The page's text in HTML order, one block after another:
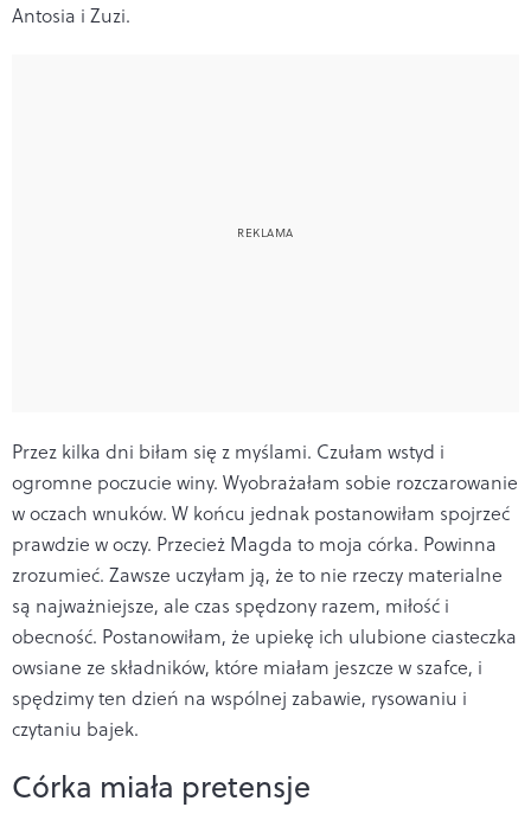
Antosia i Zuzi.
Przez kilka dni biłam się z myślami. Czułam wstyd i
ogromne poczucie winy. Wyobrażałam sobie rozczarowanie
w oczach wnuków. W końcu jednak postanowiłam spojrzeć
prawdzie w oczy. Przecież Magda to moja córka. Powinna
zrozumieć. Zawsze uczyłam ją, że to nie rzeczy materialne
są najważniejsze, ale czas spędzony razem, miłość i
obecność. Postanowiłam, że upiekę ich ulubione ciasteczka
owsiane ze składników, które miałam jeszcze w szafce, i
spędzimy ten dzień na wspólnej zabawie, rysowaniu i
czytaniu bajek.
Córka miała pretensje